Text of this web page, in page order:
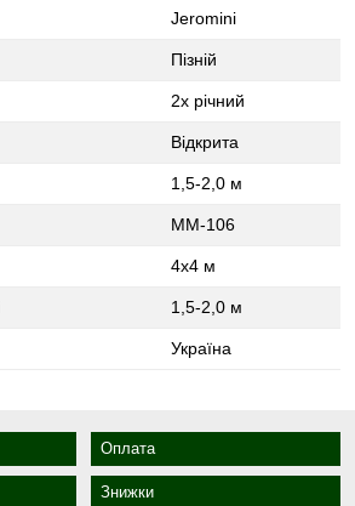
Jeromini
Пізній
2х річний
Відкрита
1,5-2,0 м
ММ-106
4x4 м
1,5-2,0 м
Україна
Оплата
Знижки